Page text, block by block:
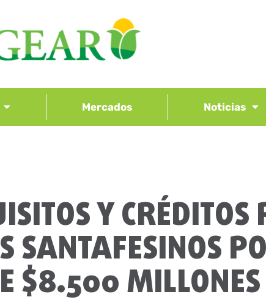
Mercados Noticias
Y
SANTAFESINOS
$8.500 MILLONES